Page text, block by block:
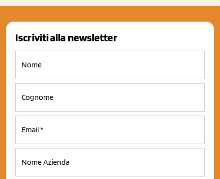
Iscriviti alla newsletter